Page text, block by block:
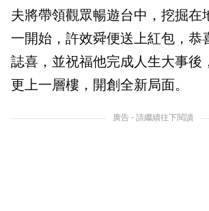
夫將帶領觀眾暢遊台中，挖掘在
一開始，許效舜便送上紅包，恭
誌喜，並祝福他完成人生大事後
更上一層樓，開創全新局面。
廣告 - 請繼續往下閱讀